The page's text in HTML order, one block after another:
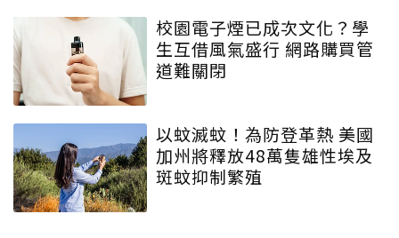
校園電子煙已成次文化？學
生互借風氣盛行 網路購買管
道難關閉
以蚊滅蚊！為防登革熱 美國
加州將釋放48萬隻雄性埃及
斑蚊抑制繁殖